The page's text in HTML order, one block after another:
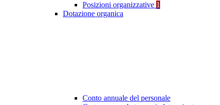
Posizioni organizzative 1
Dotazione organica
Conto annuale del personale